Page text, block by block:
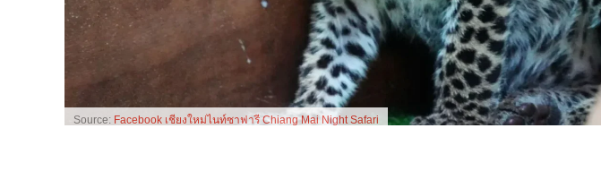
Source: Facebook เชียงใหม่ไนท์ซาฟารี Chiang Mai Night Safari